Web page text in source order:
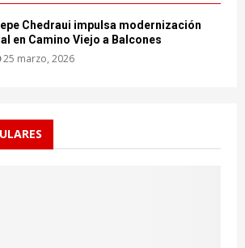
Chedraui impulsa modernización
en Camino Viejo a Balcones
25 marzo, 2026